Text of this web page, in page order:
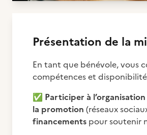
Présentation de la
En tant que bénévole, vous
compétences et
✅ Participer à
la promotion (réseaux
financements pour soutenir